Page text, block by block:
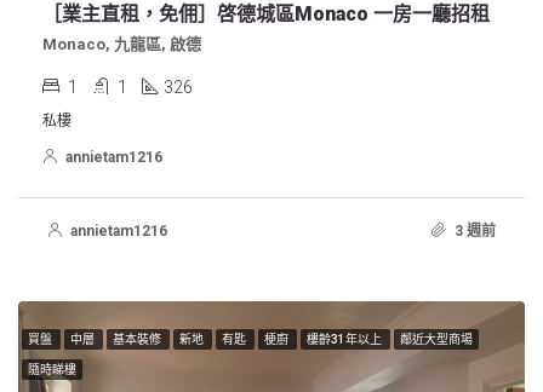
［業主直租，免佣］啓德城區Monaco 一房一廳招租
Monaco, 九龍區, 啟德
1 1 326
私樓
annietam1216
annietam1216 3 週前
買盤 中層 基本裝修 新地 有匙 梗廚 樓齡31年以上 鄰近大型商場
隨時睇樓